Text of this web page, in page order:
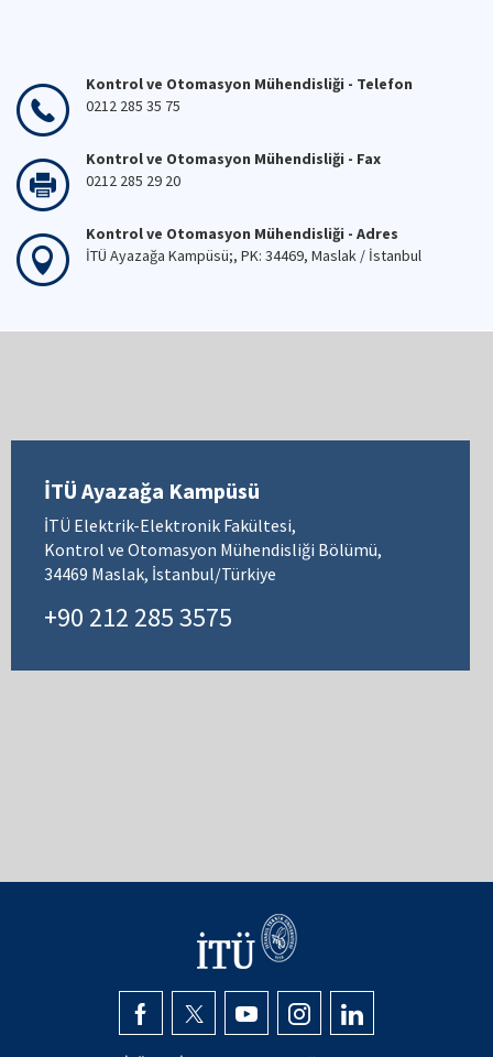
Kontrol ve Otomasyon Mühendisliği - Telefon
0212 285 35 75
Kontrol ve Otomasyon Mühendisliği - Fax
0212 285 29 20
Kontrol ve Otomasyon Mühendisliği - Adres
İTÜ Ayazağa Kampüsü;, PK: 34469, Maslak / İstanbul
İTÜ Ayazağa Kampüsü
İTÜ Elektrik-Elektronik Fakültesi,
Kontrol ve Otomasyon Mühendisliği Bölümü,
34469 Maslak, İstanbul/Türkiye
+90 212 285 3575